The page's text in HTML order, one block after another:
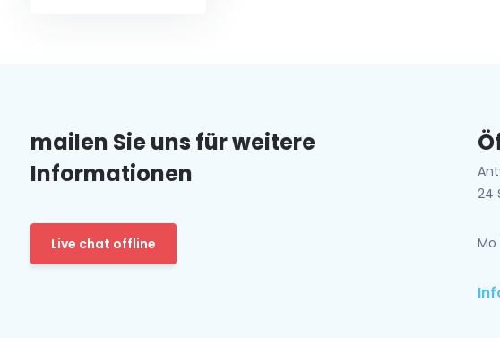
mailen Sie uns für weitere
Informationen
Live chat offline
24
Mo